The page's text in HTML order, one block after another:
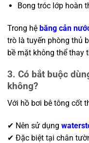
Bong tróc lớp hoàn
Trong hệ băng cản
trò là tuyến phòng thủ
bề mặt không thể thay
3. Có bắt buộc
không?
Với hồ bơi bê tông cốt
✔ Nên sử dụng
✔ Đặc biệt tại chân